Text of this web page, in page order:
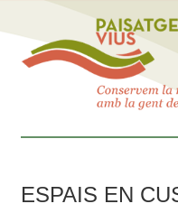
ESPAIS EN